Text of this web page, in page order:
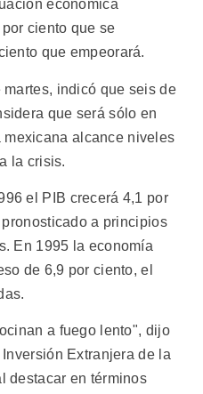
económica
ciento que se
que empeorará.
indicó que seis de
que será sólo en
alcance niveles
la crisis.
el PIB crecerá 4,1 por
a principios
En 1995 la economía
de 6,9 por ciento, el
a fuego lento", dijo
Extranjera de la
destacar en términos